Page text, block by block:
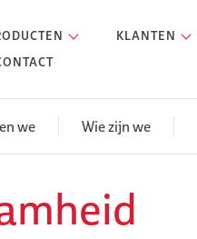
KLANTEN
we Wie zijn we